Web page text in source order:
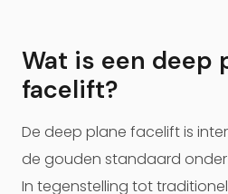
Wat is een deep
facelift?
De deep plane facelift is
de gouden standaard
In tegenstelling tot